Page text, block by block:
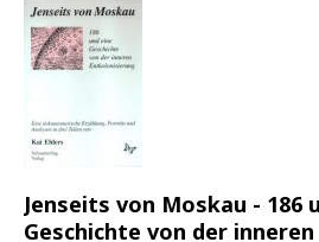
Jenseits von Moskau - 186
Geschichte von der inneren